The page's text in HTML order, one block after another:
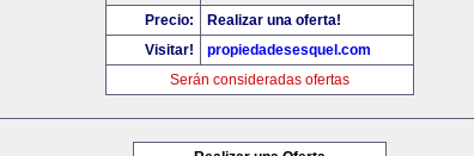
Precio:
Realizar una oferta!
Visitar!
propiedadesesquel.com
Serán consideradas ofertas